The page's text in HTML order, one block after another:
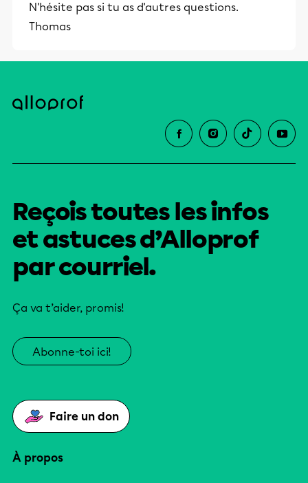
éducative.
N'hésite pas si tu as d'autres questions.
Thomas
Reçois toutes les infos
et astuces d’Alloprof
par courriel.
Ça va t’aider, promis!
Abonne-toi ici!
Faire un don
À propos